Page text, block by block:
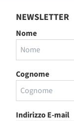
NEWSLETTER
Nome
Cognome
Indirizzo E-mail